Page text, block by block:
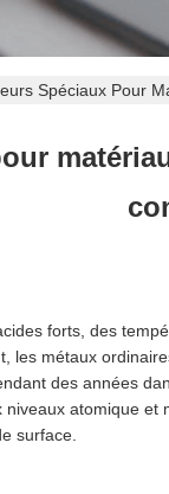
Spéciaux Pour
forts, des
les métaux
des années
niveaux atomique et
surface.